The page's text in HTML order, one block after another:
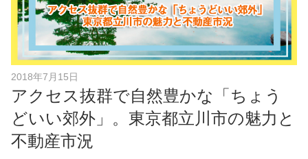
お
届
ま
す
2018年7月15日
アクセス抜群で自然豊かな「ちょう
どいい郊外」。東京都立川市の魅力と
不動産市況